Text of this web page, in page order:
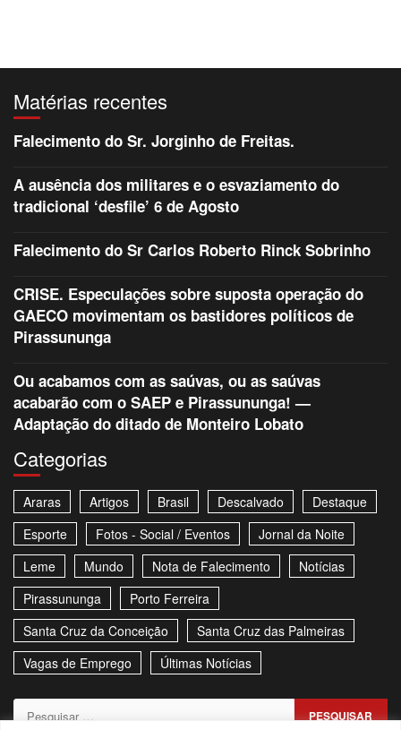
Matérias recentes
Falecimento do Sr. Jorginho de Freitas.
A ausência dos militares e o esvaziamento do
tradicional ‘desfile’ 6 de Agosto
Falecimento do Sr Carlos Roberto Rinck Sobrinho
CRISE. Especulações sobre suposta operação do
GAECO movimentam os bastidores políticos de
Pirassununga
Ou acabamos com as saúvas, ou as saúvas
acabarão com o SAEP e Pirassununga! —
Adaptação do ditado de Monteiro Lobato
Categorias
Araras Artigos Brasil Descalvado
Destaque
Esporte
Fotos - Social / Eventos
Jornal da Noite
Leme
Mundo Nota de Falecimento
Notícias
Pirassununga
Porto Ferreira
Santa Cruz da Conceição
Santa Cruz das Palmeiras
Vagas de Emprego
Últimas Notícias
Pesquisar